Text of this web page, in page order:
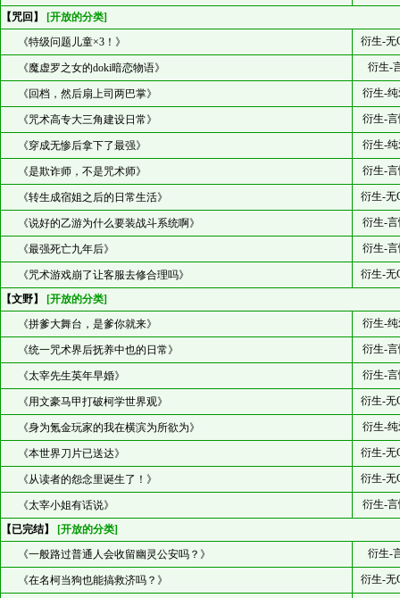
【咒回】
[开放的分类]
《特级问题儿童×3！》
衍生-无
《魔虚罗之女的doki暗恋物语》 衍生-
《回档，然后扇上司两巴掌》 衍生-
《咒术高专大三角建设日常》 衍生-
《穿成无惨后拿下了最强》 衍生-
《是欺诈师，不是咒术师》 衍生-
《转生成宿姐之后的日常生活》 衍生-无
《说好的乙游为什么要装战斗系统啊》 衍生-
《最强死亡九年后》 衍生-
《咒术游戏崩了让客服去修合理吗》
衍生-无
【文野】
[开放的分类]
《拼爹大舞台，是爹你就来》
衍生-
《统一咒术界后抚养中也的日常》 衍生-
《太宰先生英年早婚》 衍生-
《用文豪马甲打破柯学世界观》 衍生-无
《身为氪金玩家的我在横滨为所欲为》 衍生-
《本世界刀片已送达》 衍生-无
《从读者的怨念里诞生了！》 衍生-无
《太宰小姐有话说》
衍生-
【已完结】
[开放的分类]
《一般路过普通人会收留幽灵公安吗？》
衍生-
《在名柯当狗也能搞救济吗？》 衍生-无